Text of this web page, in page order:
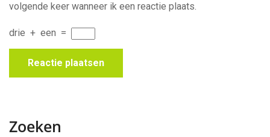
volgende keer wanneer ik een reactie plaats.
drie + een =
Zoeken